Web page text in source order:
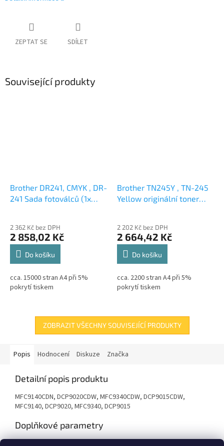
ZEPTAT SE SDÍLET
Související produkty
Brother DR241, CMYK , DR-
241 Sada fotoválců (1x
2 362 Kč bez DPH
2 858,02 Kč
Do košíku
cca. 15000 stran A4 při 5%
pokrytí tiskem
Brother TN245Y , TN-245
Yellow originální toner
2 202 Kč bez DPH
2 664,42 Kč
Do košíku
cca. 2200 stran A4 při 5%
pokrytí tiskem
ZOBRAZIT VŠECHNY SOUVISEJÍCÍ PRODUKTY
Popis Hodnocení Diskuze Značka
Detailní popis produktu
MFC9140CDN, DCP9020CDW, MFC9340CDW, DCP9015CDW,
MFC9140, DCP9020, MFC9340, DCP9015
Doplňkové parametry